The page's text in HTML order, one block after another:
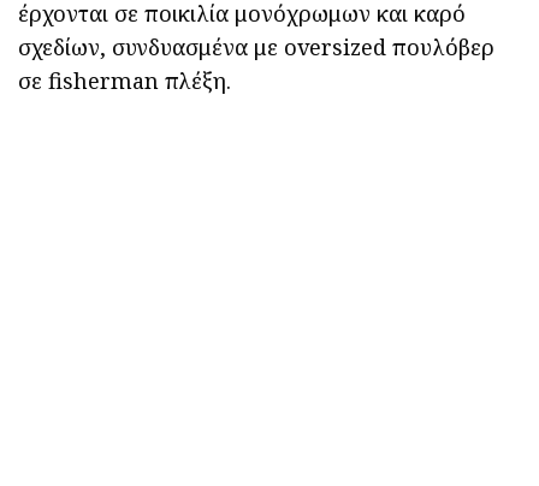
έρχονται σε ποικιλία μονόχρωμων και καρό
σχεδίων, συνδυασμένα με oversized πουλόβερ
σε fisherman πλέξη.